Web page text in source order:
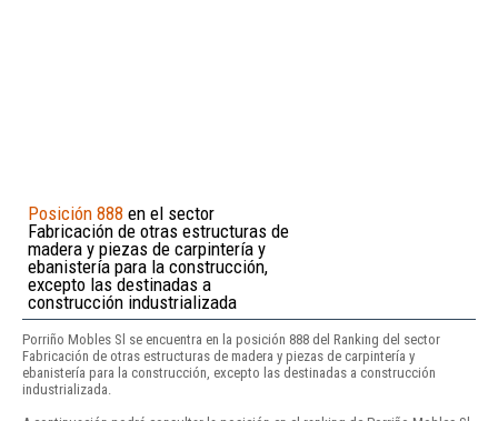
Posición 888 en el sector
Fabricación de otras estructuras de
madera y piezas de carpintería y
ebanistería para la construcción,
excepto las destinadas a
construcción industrializada
Porriño Mobles Sl se encuentra en la posición 888 del Ranking del sector
Fabricación de otras estructuras de madera y piezas de carpintería y
ebanistería para la construcción, excepto las destinadas a construcción
industrializada.